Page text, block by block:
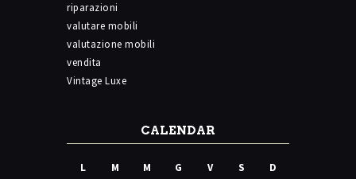
riparazioni
valutare mobili
valutazione mobili
vendita
Vintage Luxe
CALENDAR
L M M G V S
D